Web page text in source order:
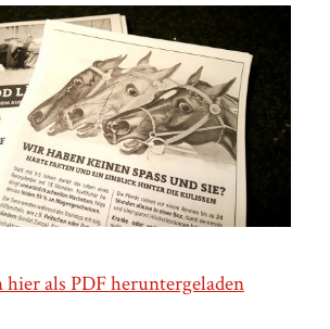
als PDF heruntergeladen